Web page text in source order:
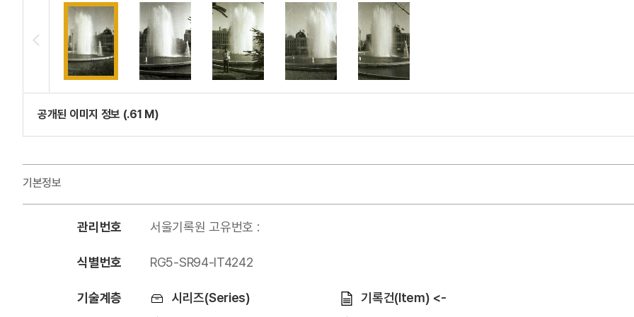
공개된 이미지 정보 (.61 M)
기본정보
관리번호 서울기록원 고유번호 :
식별번호 RG5-SR94-IT4242
기술계층
시리즈(Series)
기록건(Item) <-